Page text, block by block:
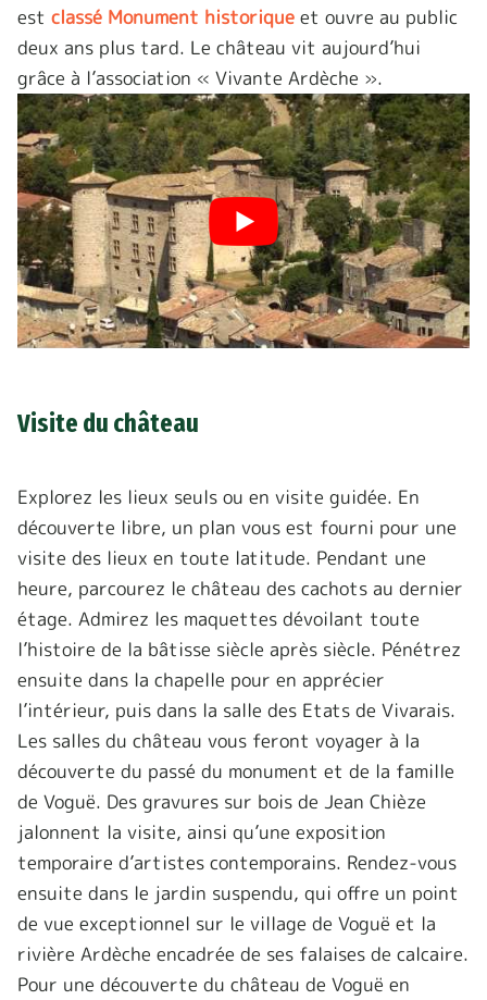
est classé Monument historique et ouvre au public
deux ans plus tard. Le château vit aujourd’hui
grâce à l’association « Vivante Ardèche ».
Visite du château
Explorez les lieux seuls ou en visite guidée. En
découverte libre, un plan vous est fourni pour une
visite des lieux en toute latitude. Pendant une
heure, parcourez le château des cachots au dernier
étage. Admirez les maquettes dévoilant toute
l’histoire de la bâtisse siècle après siècle. Pénétrez
ensuite dans la chapelle pour en apprécier
l’intérieur, puis dans la salle des Etats de Vivarais.
Les salles du château vous feront voyager à la
découverte du passé du monument et de la famille
de Voguë. Des gravures sur bois de Jean Chièze
jalonnent la visite, ainsi qu’une exposition
temporaire d’artistes contemporains. Rendez-vous
ensuite dans le jardin suspendu, qui offre un point
de vue exceptionnel sur le village de Voguë et la
rivière Ardèche encadrée de ses falaises de calcaire.
Pour une découverte du château de Voguë en